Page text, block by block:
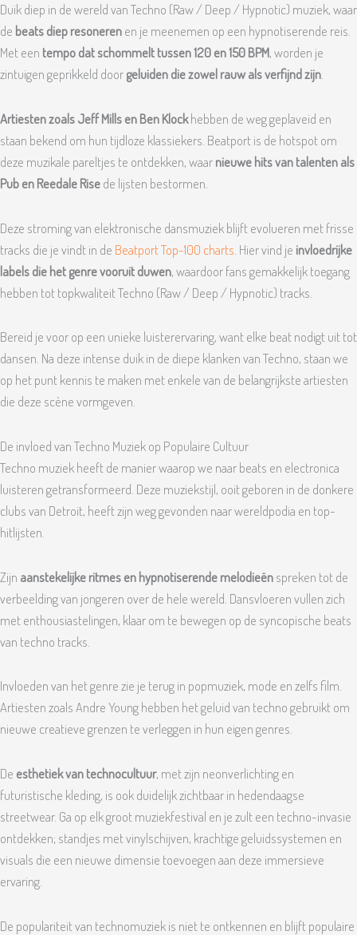
Duik diep in de wereld van Techno (Raw / Deep / Hypnotic) muziek, waar
de beats diep resonerenen je meenemen op een hypnotiserende reis.
Met een tempo dat schommelt tussen 120 en 150 BPM, worden je
zintuigen geprikkeld doorgeluiden die zowel rauw als verfijnd zijn
Artiesten zoals Jeff Mills en Ben Klockhebben de weg geplaveid en
staan bekend om hun tijdloze klassiekers. Beatport is de hotspot om
deze muzikale pareltjes te ontdekken, waarnieuwe hits van talenten als
Pub en Reedale Risede lijsten bestormen.
Deze stroming van elektronische dansmuziek blijft evolueren met frisse
tracks die je vindt in de Beatport Top-100 charts . Hier vind je invloedrijke
labels die het genre vooruit duwen, waardoor fans gemakkelijk toegang
hebben tot topkwaliteit Techno (Raw / Deep / Hypnotic) tracks.
Bereid je voor op een unieke luisterervaring, want elke beat nodigt uit tot
dansen. Na deze intense duik in de diepe klanken van Techno, staan we
op het punt kennis te maken met enkele van de belangrijkste artiesten
die deze scène vormgeven.
De invloed van Techno Muziek op Populaire Cultuur
Techno muziek heeft de manier waarop we naar beats en electronica
luisteren getransformeerd. Deze muziekstijl, ooit geboren in de donkere
clubs van Detroit, heeft zijn weg gevonden naar wereldpodia en top-
hitlijsten.
Zijn aanstekelijke ritmes en hypnotiserende melodieënspreken tot de
verbeelding van jongeren over de hele wereld. Dansvloeren vullen zich
met enthousiastelingen, klaar om te bewegen op de syncopische beats
van techno tracks.
Invloeden van het genre zie je terug in popmuziek, mode en zelfs film.
Artiesten zoals Andre Young hebben het geluid van techno gebruikt om
nieuwe creatieve grenzen te verleggen in hun eigen genres.
De esthetiek van technocultuur, met zijn neonverlichting en
futuristische kleding, is ook duidelijk zichtbaar in hedendaagse
streetwear. Ga op elk groot muziekfestival en je zult een techno-invasie
ontdekken; standjes met vinylschijven, krachtige geluidssystemen en
visuals die een nieuwe dimensie toevoegen aan deze immersieve
ervaring.
De populariteit van technomuziek is niet te ontkennen en blijft populaire